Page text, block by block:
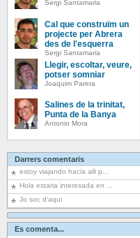
Sergi Santamaria
Cal que construïm un
projecte per Abrera
des de l'esquerra
Sergi Santamaria
Llegir, escoltar, veure,
potser somniar
Joaquim Parera
Salines de la trinitat,
Punta de la Banya
Antonio Mora
Darrers comentaris
estoy viajando hacia alli p...
Hola estaria interesada en ...
Jo soc d'aqui
Es comenta...